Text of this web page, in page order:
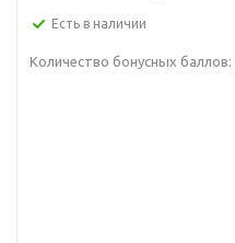
Есть в наличии
Количество бонусных баллов: